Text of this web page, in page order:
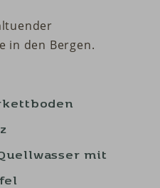
in den Bergen.
mit